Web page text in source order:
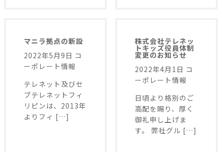
マニラ拠点の新設
2022年5月9日 コ
ーポレート情報
テレネット及びセ
ブテレネットフィ
リピンは、2013年
よりフィ […]
株式会社テレネッ
トキッズ役員体制
変更のお知らせ
2022年4月1日 コ
ーポレート情報
日頃より格別のご
高配を賜り、厚く
御礼申し上げま
す。 弊社グル […]